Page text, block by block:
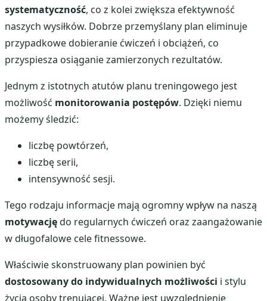
systematyczność, co z kolei zwiększa efektywność
naszych wysiłków. Dobrze przemyślany plan eliminuje
przypadkowe dobieranie ćwiczeń i obciążeń, co
przyspiesza osiąganie zamierzonych rezultatów.
Jednym z istotnych atutów planu treningowego jest
możliwość monitorowania postępów. Dzięki niemu
możemy śledzić:
liczbę powtórzeń,
liczbę serii,
intensywność sesji.
Tego rodzaju informacje mają ogromny wpływ na naszą
motywacjędo regularnych ćwiczeń oraz zaangażowanie
w długofalowe cele fitnessowe.
Właściwie skonstruowany plan powinien być
dostosowany do indywidualnych możliwości i stylu
życia osoby trenującej. Ważne jest uwzględnienie